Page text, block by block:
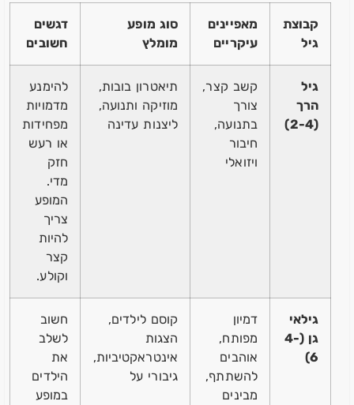
קבוצת
גיל
מאפיינים
עיקריים
סוג מופע
מומלץ
דגשים
חשובים
גיל
הרך
(2-4)
קשב קצר,
צורך
בתנועה,
חיבור
ויזואלי
תיאטרון בובות,
מוזיקה ותנועה,
ליצנות עדינה
להימנע
מדמויות
מפחידות
או רעש
חזק
מדי.
המופע
צריך
להיות
קצר
וקולע.
גילאי
גן (4-
6)
דמיון
מפותח,
אוהבים
להשתתף,
מבינים
קוסם לילדים,
הצגות
אינטראקטיביות,
גיבורי על
חשוב
לשלב
את
הילדים
במופע